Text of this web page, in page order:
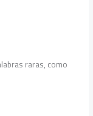
raras, como